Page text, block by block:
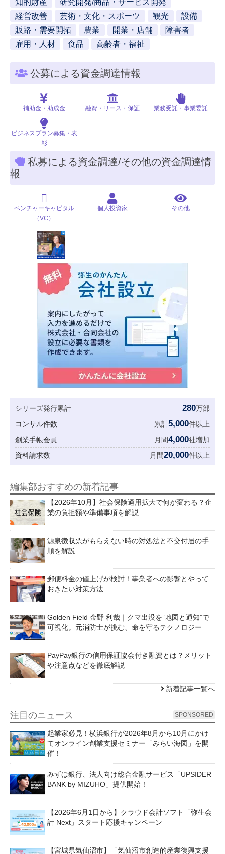
経営改善
芸術・文化・スポーツ 観光
設備
販路・需要開拓
農業 開業・店舗
障害者
雇用・人材
食品 高齢者・福祉
公募による資金調達情報
補助金・助成金 融資・リース・保証 業務受託・事業委託
ビジネスプラン募集・表
彰
私募による資金調達/その他の資金調達情
報
ベンチャーキャピタル
（VC）
個人投資家 その他
シリーズ発行累計 280万部
コンサル件数
累計5,000件以上
創業手帳会員
月間4,000社増加
資料請求数
月間20,000件以上
編集部おすすめの新着記事
【2026年10月】社会保険適用拡大で何が変わる？企
業の負担額や準備事項を解説
源泉徴収票がもらえない時の対処法と不交付届の手
順を解説
郵便料金の値上げが検討！事業者への影響とやって
おきたい対策方法
Golden Field 金野 利哉｜クマ出没を”地図と通知”で
可視化。元消防士が挑む、命を守るテクノロジー
PayPay銀行の信用保証協会付き融資とは？メリット
や注意点などを徹底解説
新着記事一覧へ
注目のニュース SPONSORED
起業家必見！横浜銀行が2026年8月から10月にかけ
てオンライン創業支援セミナー「みらい海図」を開
催！
みずほ銀行、法人向け総合金融サービス「UPSIDER
BANK by MIZUHO」提供開始！
【2026年6月1日から】クラウド会計ソフト「弥生会
計 Next」スタート応援キャンペーン
【宮城県気仙沼市】「気仙沼市創造的産業復興支援